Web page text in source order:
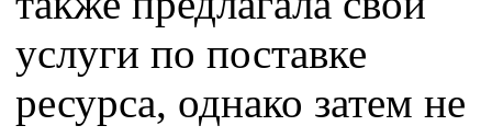
услуги по поставке
ресурса, однако затем не